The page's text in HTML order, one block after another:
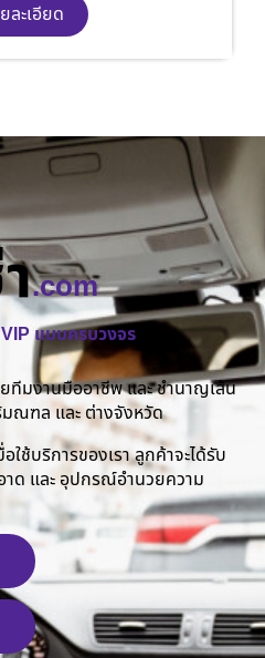
ละเอียด
.com
แบบครบวงจร
ยทีมงานมืออาชีพ และ ชำนาญเส้น
ณฑล และ ต่างจังหวัด
ช้บริการของเรา ลูกค้าจะได้รับ
าด และ อุปกรณ์อำนวยความ